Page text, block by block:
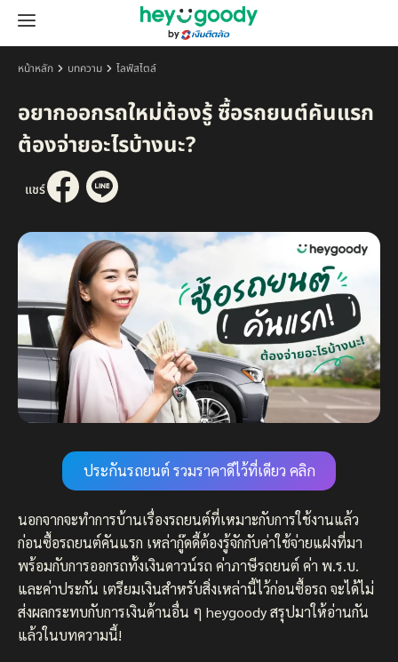
หน้าหลัก บทความ ไลฟ์สไตล์
อยากออกรถใหม่ต้องรู้ ซื้อรถยนต์คันแรก
ต้องจ่ายอะไรบ้างนะ?
แชร์
ประกันรถยนต์ รวมราคาดีไว้ที่เดียว คลิก
นอกจากจะทำการบ้านเรื่องรถยนต์ที่เหมาะกับการใช้งานแล้ว
ก่อนซื้อรถยนต์คันแรก เหล่ากู๊ดดี้ต้องรู้จักกับค่าใช้จ่ายแฝงที่มา
พร้อมกับการออกรถทั้งเงินดาวน์รถ ค่าภาษีรถยนต์ ค่า พ.ร.บ.
และค่าประกัน เตรียมเงินสำหรับสิ่งเหล่านี้ไว้ก่อนซื้อรถ จะได้ไม่
ส่งผลกระทบกับการเงินด้านอื่น ๆ heygoody สรุปมาให้อ่านกัน
แล้วในบทความนี้!